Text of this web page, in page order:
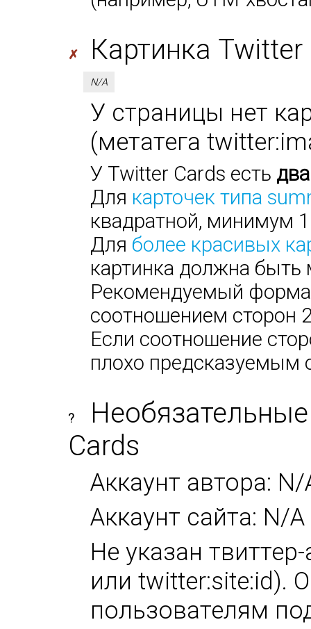
✗ Картинка
N/A
У страницы нет
(метатега
У Twitter Cards есть
Для карточек типа
квадратной, минимум
Для более красивых
картинка должна
Рекомендуемый
соотношением сторон
Если соотношение
плохо предсказуемым
?
Cards
Аккаунт автора: N/
Аккаунт сайта: N/A
Не указан
или twitter:site:id).
пользователям